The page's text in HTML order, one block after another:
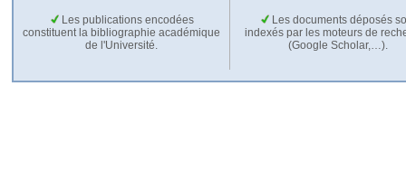
Les publications encodées
constituent la bibliographie académique
de l'Université.
Les documents déposés
indexés par les moteurs de
(Google Scholar,…).